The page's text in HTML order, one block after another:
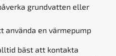
grundvatten eller
använda en värmepump
bäst att kontakta